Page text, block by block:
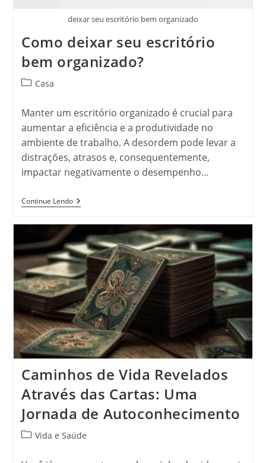
deixar seu escritório bem organizado
Como deixar seu escritório
bem organizado?
Categoria
post:
Casa
Manter um escritório organizado é crucial para
aumentar a eficiência e a produtividade no
ambiente de trabalho. A desordem pode levar a
distrações, atrasos e, consequentemente,
impactar negativamente o desempenho…
Continue LendoComo
Deixar
Escritório
Bem
Organizado?
Caminhos de Vida Revelados
Através das Cartas: Uma
Jornada de Autoconhecimento
Categoria
post:
Vida e Saúde